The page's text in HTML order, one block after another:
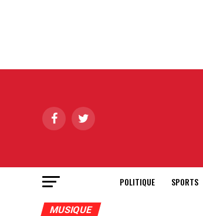
POLITIQUE SPORTS
MUSIQUE